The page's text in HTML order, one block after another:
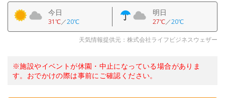
今日
31℃／20℃
明日
27℃／20℃
天気情報提供元：株式会社ライフビジネスウェザー
※施設やイベントが休園・中止になっている場合がありま
す。おでかけの際は事前にご確認ください。